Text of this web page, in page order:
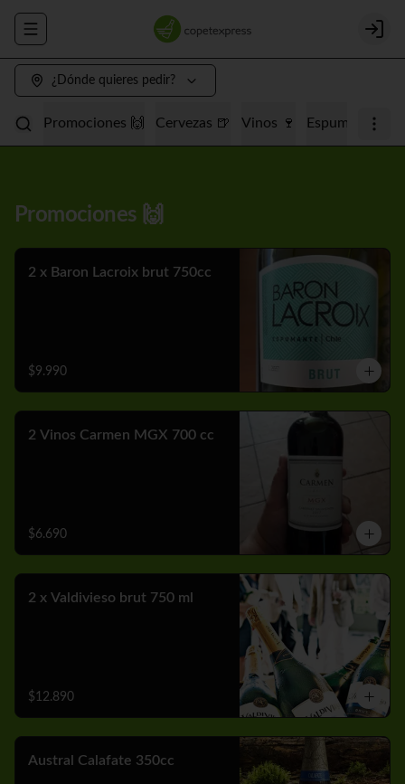
Abrir menu de navegación Login
¿Dónde quieres pedir?
Promociones 🙌 Cervezas 🍺 Vinos 🍷 Espumantes 🥂
Promociones 🙌
2 x Baron Lacroix brut 750cc
$9.990
2 Vinos Carmen MGX 700 cc
$6.690
2 x Valdivieso brut 750 ml
$12.890
Austral Calafate 350cc